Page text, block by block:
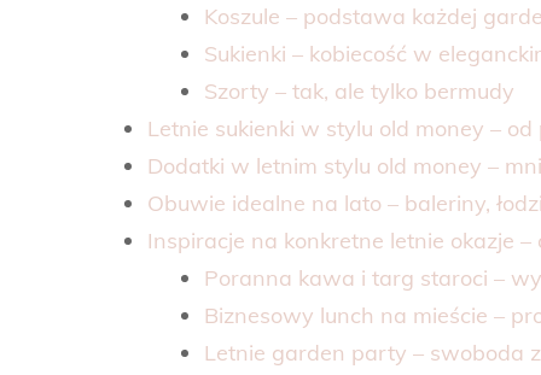
Koszule – podstawa każdej
Sukienki – kobiecość w
Szorty – tak, ale tylko bermudy
Letnie sukienki w stylu old money –
Dodatki w letnim stylu old money –
Obuwie idealne na lato – baleriny,
Inspiracje na konkretne letnie okazje
Poranna kawa i targ staroci –
Biznesowy lunch na mieście –
Letnie garden party – swoboda